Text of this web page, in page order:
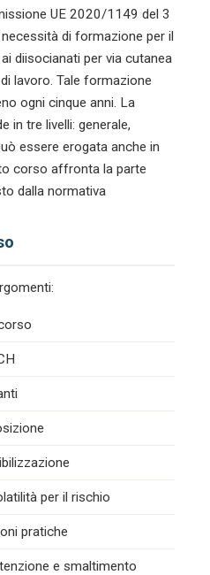
UE 2020/1149 del 3
di formazione per il
diisocianati per via cutanea
lavoro. Tale formazione
ogni cinque anni. La
in tre livelli: generale,
essere erogata anche in
corso affronta la parte
dalla normativa
per il rischio
pratiche
e smaltimento